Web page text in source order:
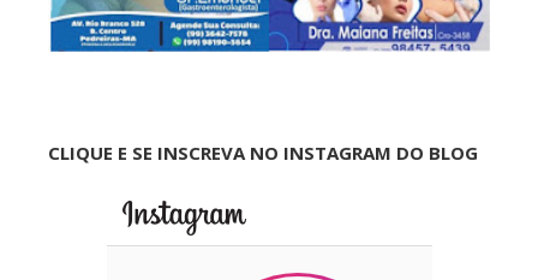
CLIQUE E SE INSCREVA NO INSTAGRAM DO BLOG